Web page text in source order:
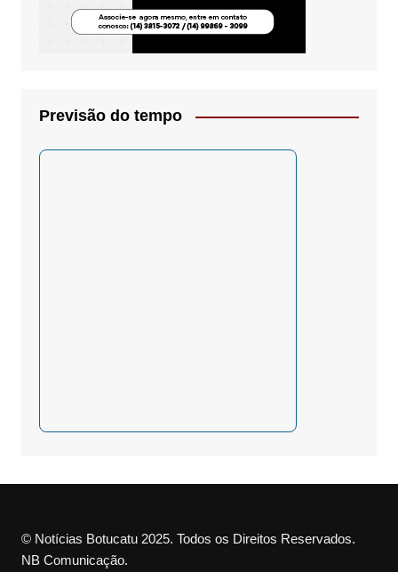
Previsão do tempo
© Notícias Botucatu 2025. Todos os Direitos Reservados.
NB Comunicação.